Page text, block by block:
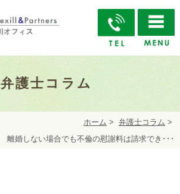
弁護士コラム
ホーム > 弁護士コラム >
離婚しない場合でも不倫の慰謝料は請求でき･･･